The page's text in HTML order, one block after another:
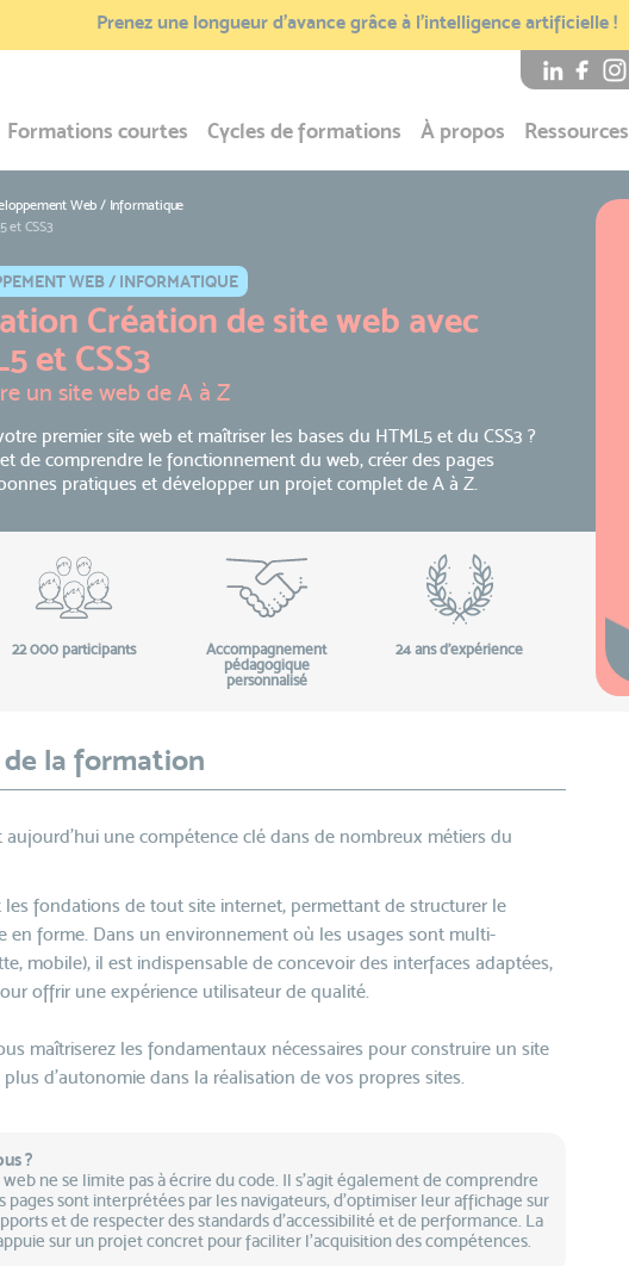
Prenez une longueur d’avance grâce à l’intelligence artificielle !
Formations courtes Cycles de formations À propos Ressources
Web / Informatique
et CSS3
WEB / INFORMATIQUE
Création de site web avec
et CSS3
un site web de A à Z
premier site web et maîtriser les bases du HTML5 et du CSS3 ?
de comprendre le fonctionnement du web, créer des pages
pratiques et développer un projet complet de A à Z.
22 000 participants
Accompagnement
pédagogique
personnalisé
24 ans d'expérience
la formation
une compétence clé dans de nombreux métiers du
les fondations de tout site internet, permettant de structurer le
en forme. Dans un environnement où les usages sont multi-
mobile), il est indispensable de concevoir des interfaces adaptées,
offrir une expérience utilisateur de qualité.
maîtriserez les fondamentaux nécessaires pour construire un site
d'autonomie dans la réalisation de vos propres sites.
?
ne se limite pas à écrire du code. Il s’agit également de comprendre
sont interprétées par les navigateurs, d’optimiser leur affichage sur
et de respecter des standards d’accessibilité et de performance. La
sur un projet concret pour faciliter l’acquisition des compétences.